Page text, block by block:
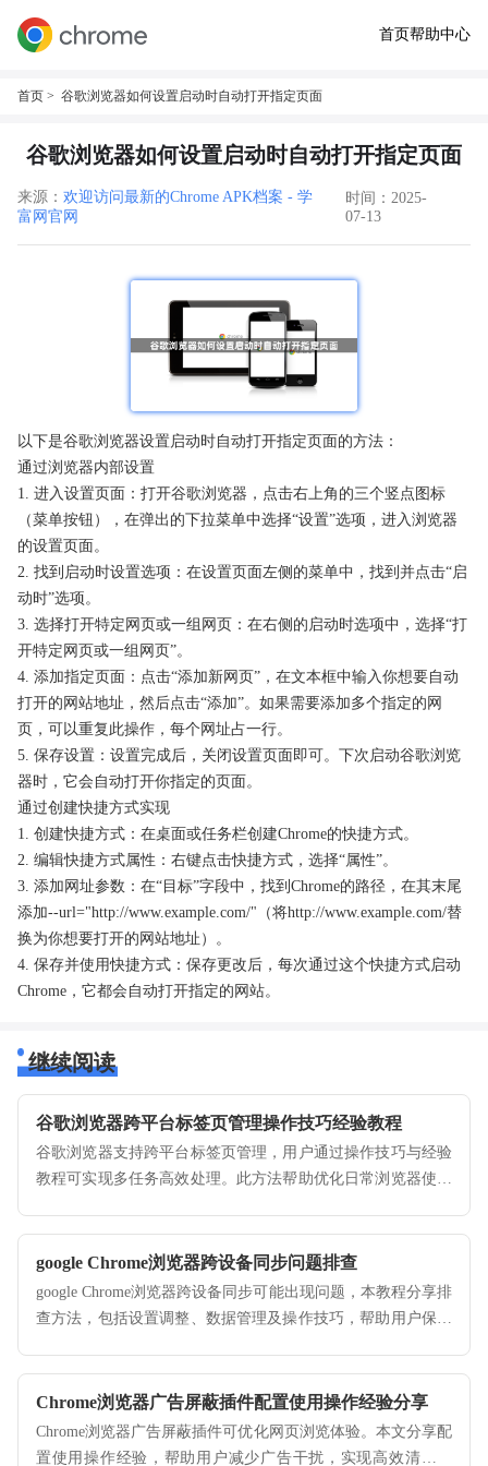
首页帮助中心
首页 > 谷歌浏览器如何设置启动时自动打开指定页面
谷歌浏览器如何设置启动时自动打开指定页面
来源： 欢迎访问最新的Chrome APK档案 - 学
富网官网
时间：2025-
07-13
以下是谷歌浏览器设置启动时自动打开指定页面的方法：
通过浏览器内部设置
1. 进入设置页面：打开谷歌浏览器，点击右上角的三个竖点图标
（菜单按钮），在弹出的下拉菜单中选择“设置”选项，进入浏览器
的设置页面。
2. 找到启动时设置选项：在设置页面左侧的菜单中，找到并点击“启
动时”选项。
3. 选择打开特定网页或一组网页：在右侧的启动时选项中，选择“打
开特定网页或一组网页”。
4. 添加指定页面：点击“添加新网页”，在文本框中输入你想要自动
打开的网站地址，然后点击“添加”。如果需要添加多个指定的网
页，可以重复此操作，每个网址占一行。
5. 保存设置：设置完成后，关闭设置页面即可。下次启动谷歌浏览
器时，它会自动打开你指定的页面。
通过创建快捷方式实现
1. 创建快捷方式：在桌面或任务栏创建Chrome的快捷方式。
2. 编辑快捷方式属性：右键点击快捷方式，选择“属性”。
3. 添加网址参数：在“目标”字段中，找到Chrome的路径，在其末尾
添加--url="http://www.example.com/"（将http://www.example.com/替
换为你想要打开的网站地址）。
4. 保存并使用快捷方式：保存更改后，每次通过这个快捷方式启动
Chrome，它都会自动打开指定的网站。
继续阅读
谷歌浏览器跨平台标签页管理操作技巧经验教程
谷歌浏览器支持跨平台标签页管理，用户通过操作技巧与经验
教程可实现多任务高效处理。此方法帮助优化日常浏览器使用
google Chrome浏览器跨设备同步问题排查
google Chrome浏览器跨设备同步可能出现问题，本教程分享排
查方法，包括设置调整、数据管理及操作技巧，帮助用户保持
Chrome浏览器广告屏蔽插件配置使用操作经验分享
Chrome浏览器广告屏蔽插件可优化网页浏览体验。本文分享配
置使用操作经验，帮助用户减少广告干扰，实现高效清洁浏